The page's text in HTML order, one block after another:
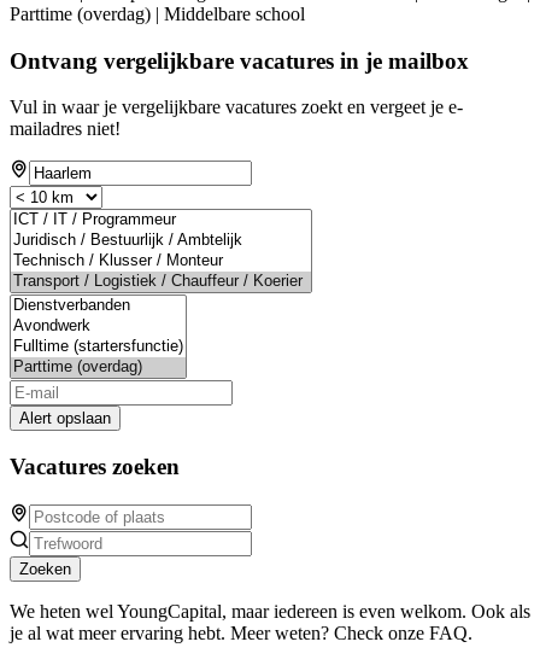
Parttime (overdag) | Middelbare school
Ontvang vergelijkbare vacatures in je mailbox
Vul in waar je vergelijkbare vacatures zoekt en vergeet je e-
mailadres niet!
Alert opslaan
Vacatures zoeken
Zoeken
We heten wel YoungCapital, maar iedereen is even welkom. Ook als
je al wat meer ervaring hebt. Meer weten? Check onze FAQ.